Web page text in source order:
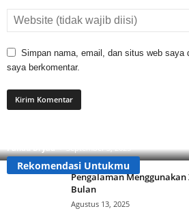
Simpan nama, email, dan situs web saya
saya berkomentar.
Rekomendasi Untukmu
Pengalaman Menggunakan
Bulan
Agustus 13, 2025